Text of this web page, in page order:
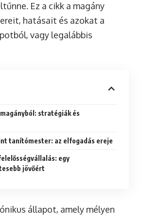
Ez a cikk a magány
hatásait és azokat a
vagy legalábbis
stratégiák és
tanítómester: az elfogadás ereje
egy
jövőért
állapot, amely mélyen